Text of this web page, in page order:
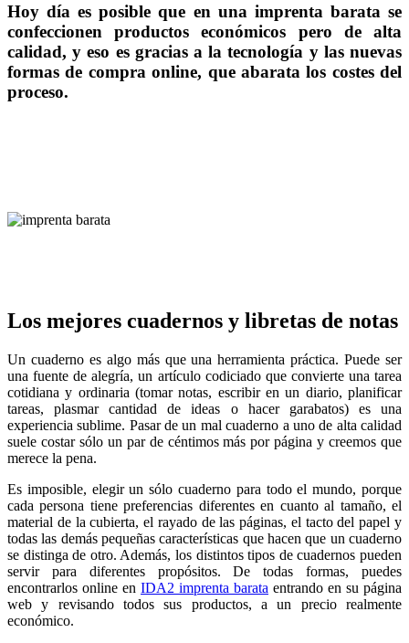
Hoy día es posible que en una imprenta barata se
confeccionen productos económicos pero de alta
calidad, y eso es gracias a la tecnología y las nuevas
formas de compra online, que abarata los costes del
proceso.
Los mejores cuadernos y libretas de notas
Un cuaderno es algo más que una herramienta práctica. Puede ser
una fuente de alegría, un artículo codiciado que convierte una tarea
cotidiana y ordinaria (tomar notas, escribir en un diario, planificar
tareas, plasmar cantidad de ideas o hacer garabatos) es una
experiencia sublime. Pasar de un mal cuaderno a uno de alta calidad
suele costar sólo un par de céntimos más por página y creemos que
merece la pena.
Es imposible, elegir un sólo cuaderno para todo el mundo, porque
cada persona tiene preferencias diferentes en cuanto al tamaño, el
material de la cubierta, el rayado de las páginas, el tacto del papel y
todas las demás pequeñas características que hacen que un cuaderno
se distinga de otro. Además, los distintos tipos de cuadernos pueden
servir para diferentes propósitos. De todas formas, puedes
encontrarlos online en IDA2 imprenta barata entrando en su página
web y revisando todos sus productos, a un precio realmente
económico.